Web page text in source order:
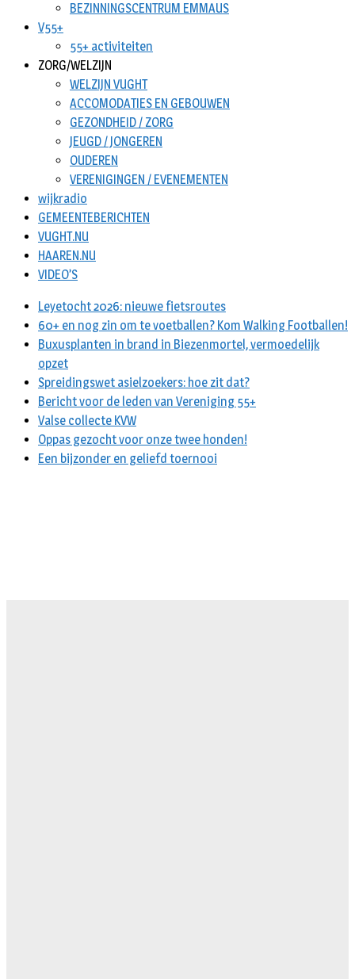
BEZINNINGSCENTRUM EMMAUS
V55+
55+ activiteiten
ZORG/WELZIJN
WELZIJN VUGHT
ACCOMODATIES EN GEBOUWEN
GEZONDHEID / ZORG
JEUGD / JONGEREN
OUDEREN
VERENIGINGEN / EVENEMENTEN
wijkradio
GEMEENTEBERICHTEN
VUGHT.NU
HAAREN.NU
VIDEO’S
Leyetocht 2026: nieuwe fietsroutes
60+ en nog zin om te voetballen? Kom Walking Footballen!
Buxusplanten in brand in Biezenmortel, vermoedelijk
opzet
Spreidingswet asielzoekers: hoe zit dat?
Bericht voor de leden van Vereniging 55+
Valse collecte KVW
Oppas gezocht voor onze twee honden!
Een bijzonder en geliefd toernooi